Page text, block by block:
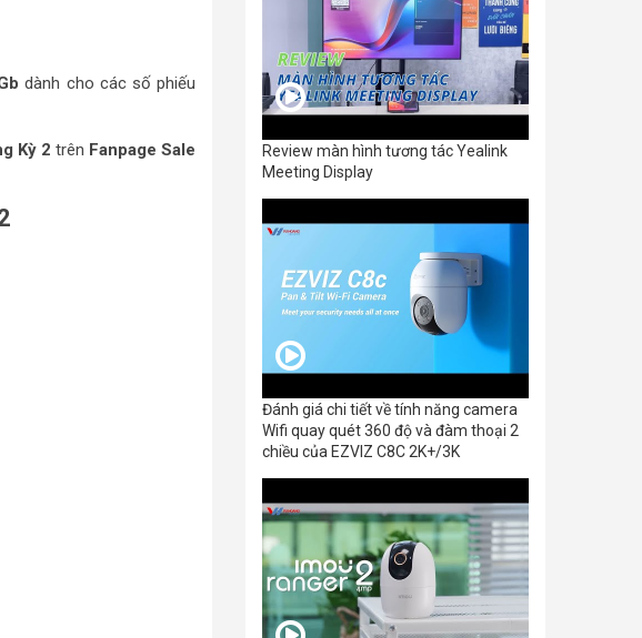
dành cho các số phiếu
Kỳ 2 trên Fanpage Sale
Review màn hình tương tác Yealink
Meeting Display
Đánh giá chi tiết về tính năng camera
Wifi quay quét 360 độ và đàm thoại 2
chiều của EZVIZ C8C 2K+/3K